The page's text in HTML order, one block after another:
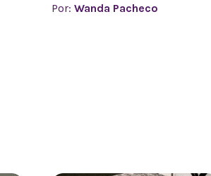
Por: Wanda Pacheco